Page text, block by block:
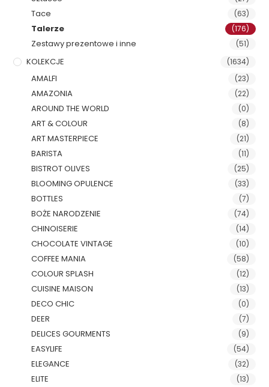
Tace (63)
Talerze (176)
Zestawy prezentowe i inne (51)
KOLEKCJE (1634)
AMALFI (23)
AMAZONIA (22)
AROUND THE WORLD (0)
ART & COLOUR (8)
ART MASTERPIECE (21)
BARISTA (11)
BISTROT OLIVES (25)
BLOOMING OPULENCE (33)
BOTTLES (7)
BOŻE NARODZENIE (74)
CHINOISERIE (14)
CHOCOLATE VINTAGE (10)
COFFEE MANIA (58)
COLOUR SPLASH (12)
CUISINE MAISON (13)
DECO CHIC (0)
DEER (7)
DELICES GOURMENTS (9)
EASYLIFE (54)
ELEGANCE (32)
ELITE (13)